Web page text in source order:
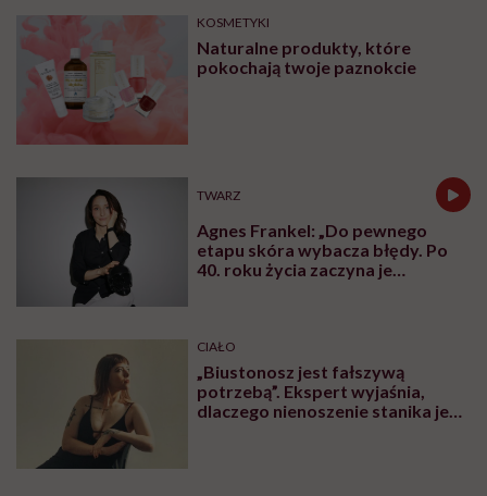
KOSMETYKI
Naturalne produkty, które
pokochają twoje paznokcie
TWARZ
Agnes Frankel: „Do pewnego
etapu skóra wybacza błędy. Po
40. roku życia zaczyna je
CIAŁO
„Biustonosz jest fałszywą
potrzebą”. Ekspert wyjaśnia,
dlaczego nienoszenie stanika jest